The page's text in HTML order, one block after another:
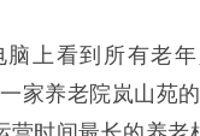
看到所有老年
家养老院岚山苑